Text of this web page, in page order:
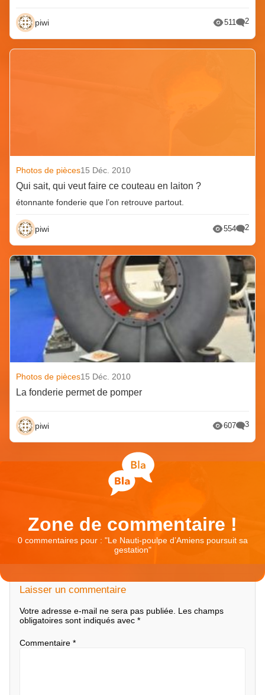
piwi 511 2
Photos de pièces15 Déc. 2010
Qui sait, qui veut faire ce couteau en laiton ?
étonnante fonderie que l’on retrouve partout.
piwi 554 2
Photos de pièces15 Déc. 2010
La fonderie permet de pomper
piwi 607 3
Zone de commentaire !
0 commentaires pour : "Le Nauti-poulpe d’Amiens poursuit sa
gestation"
Laisser un commentaire
Votre adresse e-mail ne sera pas publiée. Les champs
obligatoires sont indiqués avec *
Commentaire *